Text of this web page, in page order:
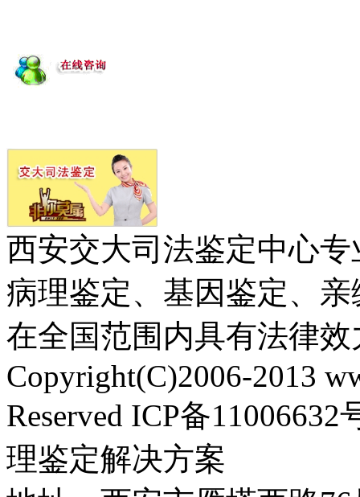
西安交大司法鉴定中心专
病理鉴定、基因鉴定、
在全国范围内具有法律效
Copyright(C)2006-2013
Reserved ICP备
理鉴定解决方案